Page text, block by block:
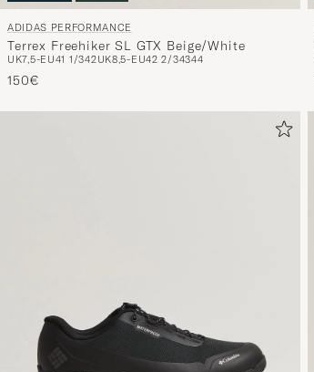
ADIDAS PERFORMANCE
Terrex Freehiker SL GTX Beige/White
UK7,5-EU41 1/342UK8,5-EU42 2/34344
150€